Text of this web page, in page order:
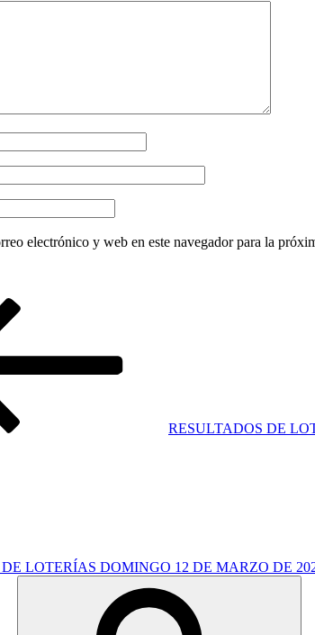
electrónico y web en este navegador para la
RESULTADOS DE
LOTERÍAS DOMINGO 12 DE MARZO DE